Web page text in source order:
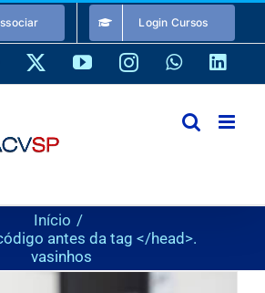
Login Cursos
YouTubeInstagramWhatsApp
Início
antes da tag </head>.
vasinhos